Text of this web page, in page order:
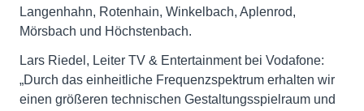
Langenhahn, Rotenhain, Winkelbach, Aplenrod,
Mörsbach und Höchstenbach.
Lars Riedel, Leiter TV & Entertainment bei Vodafone:
„Durch das einheitliche Frequenzspektrum erhalten wir
einen größeren technischen Gestaltungsspielraum und